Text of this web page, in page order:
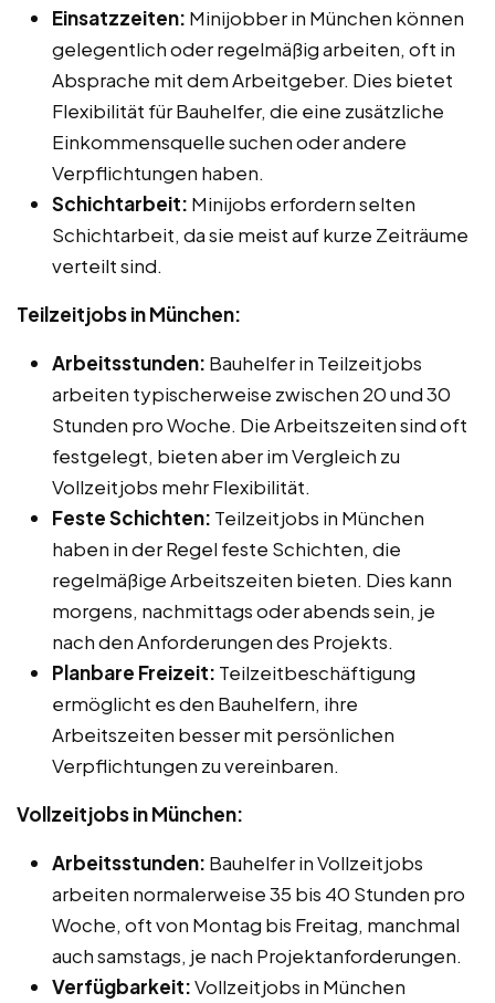
Einsatzzeiten: Minijobber in München können
gelegentlich oder regelmäßig arbeiten, oft in
Absprache mit dem Arbeitgeber. Dies bietet
Flexibilität für Bauhelfer, die eine zusätzliche
Einkommensquelle suchen oder andere
Verpflichtungen haben.
Schichtarbeit: Minijobs erfordern selten
Schichtarbeit, da sie meist auf kurze Zeiträume
verteilt sind.
Teilzeitjobs in München:
Arbeitsstunden: Bauhelfer in Teilzeitjobs
arbeiten typischerweise zwischen 20 und 30
Stunden pro Woche. Die Arbeitszeiten sind oft
festgelegt, bieten aber im Vergleich zu
Vollzeitjobs mehr Flexibilität.
Feste Schichten: Teilzeitjobs in München
haben in der Regel feste Schichten, die
regelmäßige Arbeitszeiten bieten. Dies kann
morgens, nachmittags oder abends sein, je
nach den Anforderungen des Projekts.
Planbare Freizeit: Teilzeitbeschäftigung
ermöglicht es den Bauhelfern, ihre
Arbeitszeiten besser mit persönlichen
Verpflichtungen zu vereinbaren.
Vollzeitjobs in München:
Arbeitsstunden: Bauhelfer in Vollzeitjobs
arbeiten normalerweise 35 bis 40 Stunden pro
Woche, oft von Montag bis Freitag, manchmal
auch samstags, je nach Projektanforderungen.
Verfügbarkeit:Vollzeitjobs in München